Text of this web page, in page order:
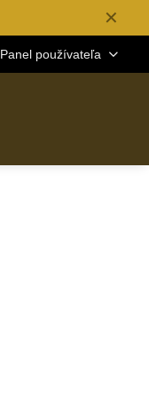
✕
Panel používateľa